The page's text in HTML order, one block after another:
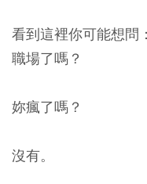
看到這裡你可能想問
職場了嗎？
妳瘋了嗎？
沒有。